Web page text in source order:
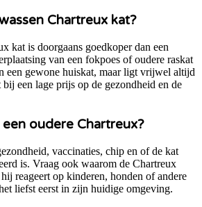
Chartreux kat?
kat is doorgaans goedkoper dan een
van een fokpoes of oudere raskat
een gewone huiskat, maar ligt vrijwel altijd
een lage prijs op de gezondheid en de
oudere Chartreux?
vaccinaties, chip en of de kat
is. Vraag ook waarom de Chartreux
reageert op kinderen, honden of andere
liefst eerst in zijn huidige omgeving.